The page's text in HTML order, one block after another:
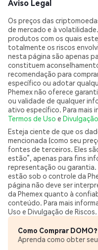
Aviso Legal
Os preços das
de mercado e à
produtos com os quais
totalmente os riscos
nesta página são apenas
constituem
recomendação para
específico ou adotar
Phemex não oferece
ou validade de qualquer
ativo específico. Para mais
Termos de Uso e
Esteja ciente de que os
mencionada (como seu
fontes de terceiros. Eles
estão”, apenas para fins
representação ou garantia.
estão sob o controle da
página não deve ser
da Phemex quanto à
conteúdo. Para mais
Uso e Divulgação de Riscos.
Como Comprar DOMO?
Aprenda como obter